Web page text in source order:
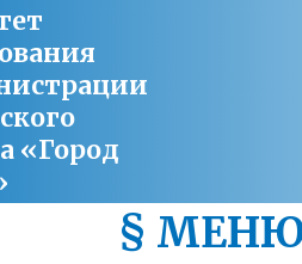
«Город
§